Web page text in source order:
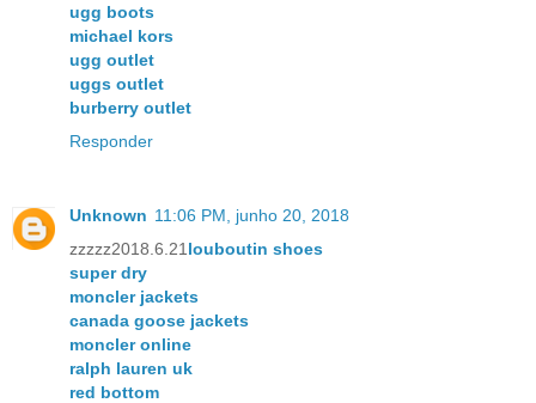
ugg boots
michael kors
ugg outlet
uggs outlet
burberry outlet
Responder
Unknown 11:06 PM, junho 20, 2018
zzzzz2018.6.21 louboutin shoes
super dry
moncler jackets
canada goose jackets
moncler online
ralph lauren uk
red bottom